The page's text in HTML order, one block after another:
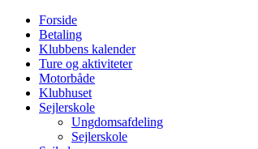
Forside
Betaling
Klubbens kalender
Ture og aktiviteter
Motorbåde
Klubhuset
Sejlerskole
Ungdomsafdeling
Sejlerskole